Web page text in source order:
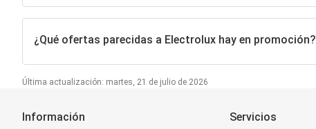
¿Qué ofertas parecidas a Electrolux hay en promoción?
Última actualización: martes, 21 de julio de 2026
Información Servicios